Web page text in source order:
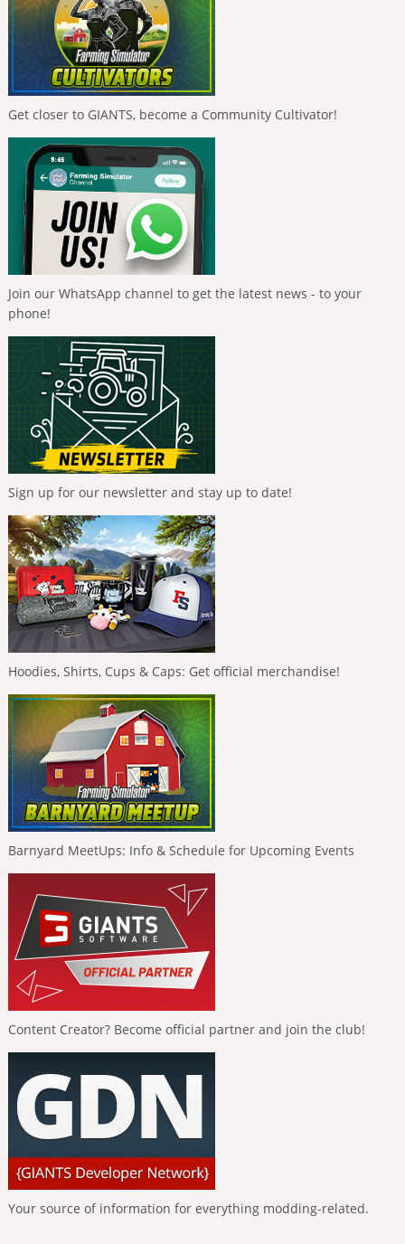
Get closer to GIANTS, become a Community Cultivator!
Join our WhatsApp channel to get the latest news - to your
phone!
Sign up for our newsletter and stay up to date!
Hoodies, Shirts, Cups & Caps: Get official merchandise!
Barnyard MeetUps: Info & Schedule for Upcoming Events
Content Creator? Become official partner and join the club!
Your source of information for everything modding-related.